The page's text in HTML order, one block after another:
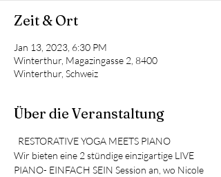
Zeit & Ort
Jan 13, 2023, 6:30 PM
Winterthur, Magazingasse 2, 8400
Winterthur, Schweiz
Über die Veranstaltung
RESTORATIVE YOGA MEETS PIANO
Wir bieten eine 2 stündige einzigartige LIVE
PIANO- EINFACH SEIN Session an, wo Nicole